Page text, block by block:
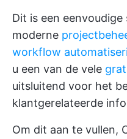
Dit is een
moderne
workflow
u een van de vele
uitsluitend voor het
klantgerelateerde
Om dit aan te vullen,